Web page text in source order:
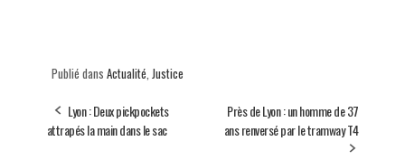
Publié dans Actualité Justice
Lyon : Deux pickpockets
attrapés la main dans le sac
Près de Lyon : un homme de 37
ans renversé par le tramway T4